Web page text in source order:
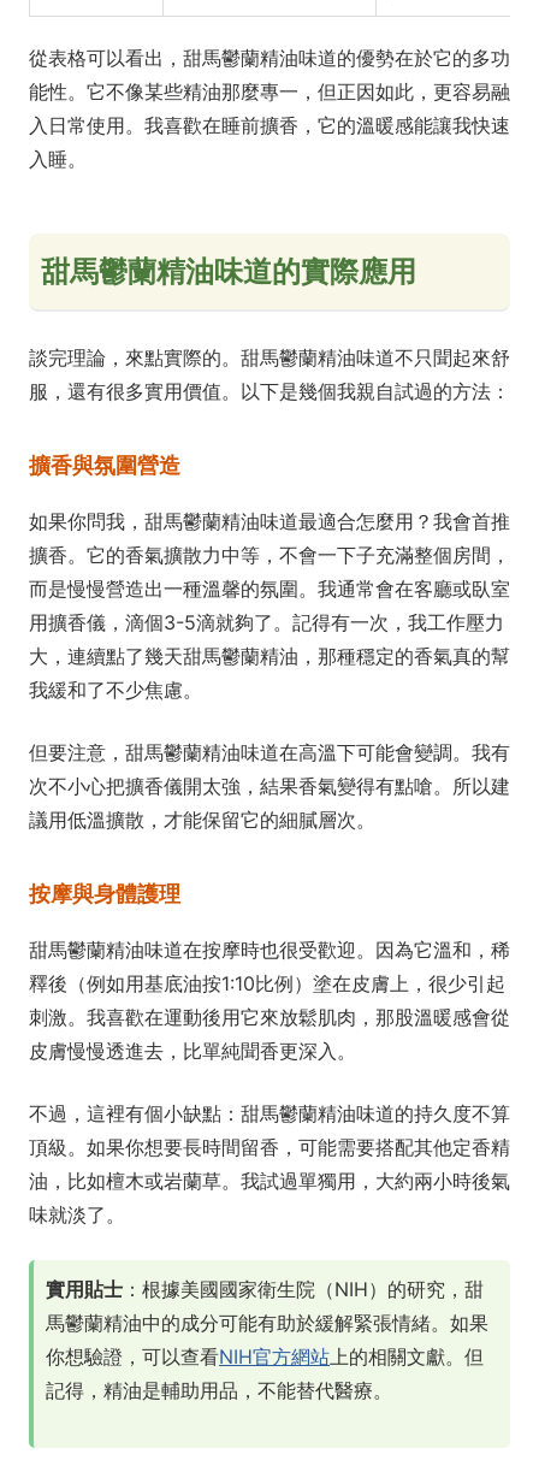
從表格可以看出，甜馬鬱蘭精油味道的優勢在於它的多功
能性。它不像某些精油那麼專一，但正因如此，更容易融
入日常使用。我喜歡在睡前擴香，它的溫暖感能讓我快速
入睡。
甜馬鬱蘭精油味道的實際應用
談完理論，來點實際的。甜馬鬱蘭精油味道不只聞起來舒
服，還有很多實用價值。以下是幾個我親自試過的方法：
擴香與氛圍營造
如果你問我，甜馬鬱蘭精油味道最適合怎麼用？我會首推
擴香。它的香氣擴散力中等，不會一下子充滿整個房間，
而是慢慢營造出一種溫馨的氛圍。我通常會在客廳或臥室
用擴香儀，滴個3-5滴就夠了。記得有一次，我工作壓力
大，連續點了幾天甜馬鬱蘭精油，那種穩定的香氣真的幫
我緩和了不少焦慮。
但要注意，甜馬鬱蘭精油味道在高溫下可能會變調。我有
次不小心把擴香儀開太強，結果香氣變得有點嗆。所以建
議用低溫擴散，才能保留它的細膩層次。
按摩與身體護理
甜馬鬱蘭精油味道在按摩時也很受歡迎。因為它溫和，稀
釋後（例如用基底油按1:10比例）塗在皮膚上，很少引起
刺激。我喜歡在運動後用它來放鬆肌肉，那股溫暖感會從
皮膚慢慢透進去，比單純聞香更深入。
不過，這裡有個小缺點：甜馬鬱蘭精油味道的持久度不算
頂級。如果你想要長時間留香，可能需要搭配其他定香精
油，比如檀木或岩蘭草。我試過單獨用，大約兩小時後氣
味就淡了。
實用貼士 ：根據美國國家衛生院（NIH）的研究，甜
馬鬱蘭精油中的成分可能有助於緩解緊張情緒。如果
你想驗證，可以查看NIH官方網站上的相關文獻。但
記得，精油是輔助用品，不能替代醫療。